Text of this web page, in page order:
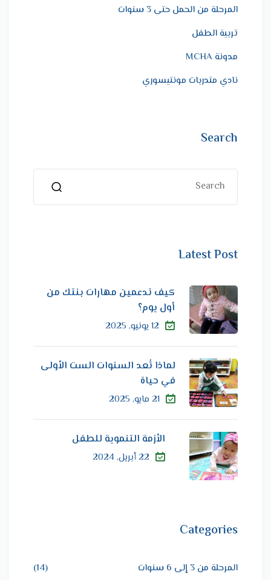
المرحلة من الحمل حتى 3 سنوات
تربية الطفل
مدونة MCHA
نادي متدربات مونتيسوري
Search
Latest Post
كيف تدعمين مهارات بنتك من
أول يوم؟
12 يونيو, 2025
لماذا تُعد السنوات الست الأولى
في حياة
21 مايو, 2025
الأزمة التنموية للطفل
22 أبريل, 2024
Categories
المرحلة من 3 إلى 6 سنوات